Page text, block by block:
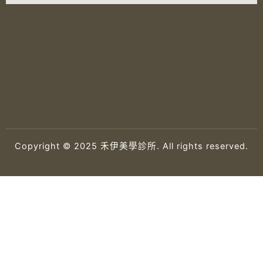
Copyright © 2025 禾伊美學診所. All rights reserved.